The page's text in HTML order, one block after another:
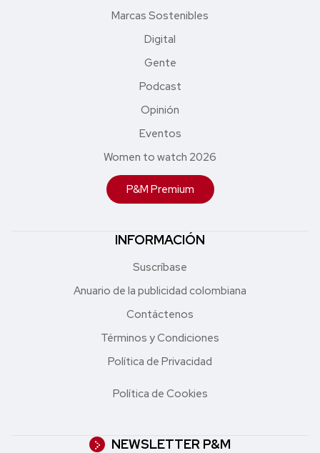
Marcas Sostenibles
Digital
Gente
Podcast
Opinión
Eventos
Women to watch 2026
P&M Premium
INFORMACIÓN
Suscríbase
Anuario de la publicidad colombiana
Contáctenos
Términos y Condiciones
Política de Privacidad
Política de Cookies
NEWSLETTER P&M